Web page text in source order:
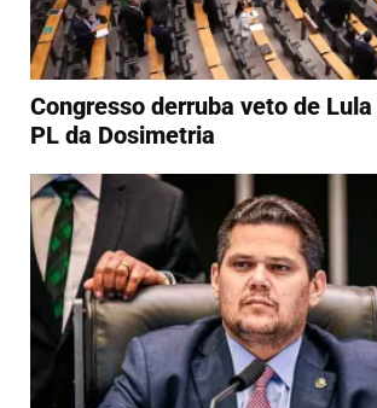
Congresso derruba veto de
PL da Dosimetria